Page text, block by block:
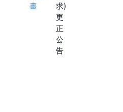
畫
求)
更
正
公
告